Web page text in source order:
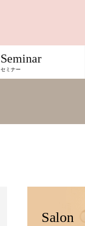
Seminar
セミナー
Salon